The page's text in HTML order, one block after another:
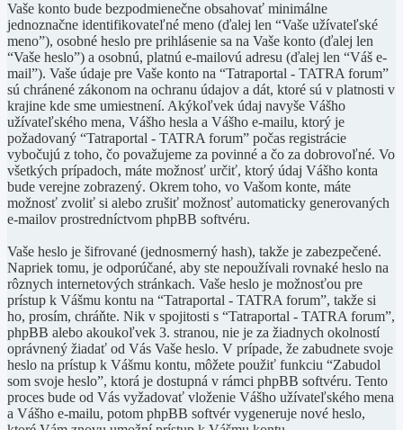
Vaše konto bude bezpodmienečne obsahovať minimálne
jednoznačne identifikovateľné meno (ďalej len “Vaše užívateľské
meno”), osobné heslo pre prihlásenie sa na Vaše konto (ďalej len
“Vaše heslo”) a osobnú, platnú e-mailovú adresu (ďalej len “Váš e-
mail”). Vaše údaje pre Vaše konto na “Tatraportal - TATRA forum”
sú chránené zákonom na ochranu údajov a dát, ktoré sú v platnosti v
krajine kde sme umiestnení. Akýkoľvek údaj navyše Vášho
užívateľského mena, Vášho hesla a Vášho e-mailu, ktorý je
požadovaný “Tatraportal - TATRA forum” počas registrácie
vybočujú z toho, čo považujeme za povinné a čo za dobrovoľné. Vo
všetkých prípadoch, máte možnosť určiť, ktorý údaj Vášho konta
bude verejne zobrazený. Okrem toho, vo Vašom konte, máte
možnosť zvoliť si alebo zrušiť možnosť automaticky generovaných
e-mailov prostredníctvom phpBB softvéru.
Vaše heslo je šifrované (jednosmerný hash), takže je zabezpečené.
Napriek tomu, je odporúčané, aby ste nepoužívali rovnaké heslo na
rôznych internetových stránkach. Vaše heslo je možnosťou pre
prístup k Vášmu kontu na “Tatraportal - TATRA forum”, takže si
ho, prosím, chráňte. Nik v spojitosti s “Tatraportal - TATRA forum”,
phpBB alebo akoukoľvek 3. stranou, nie je za žiadnych okolností
oprávnený žiadať od Vás Vaše heslo. V prípade, že zabudnete svoje
heslo na prístup k Vášmu kontu, môžete použiť funkciu “Zabudol
som svoje heslo”, ktorá je dostupná v rámci phpBB softvéru. Tento
proces bude od Vás vyžadovať vloženie Vášho užívateľského mena
a Vášho e-mailu, potom phpBB softvér vygeneruje nové heslo,